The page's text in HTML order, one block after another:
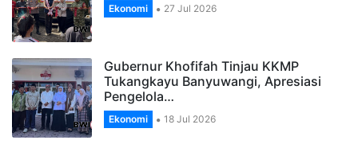
Ekonomi 27 Jul 2026
Gubernur Khofifah Tinjau KKMP
Tukangkayu Banyuwangi, Apresiasi
Pengelola…
Ekonomi 18 Jul 2026